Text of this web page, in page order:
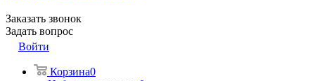
Заказать звонок
Задать вопрос
Войти
Корзина0